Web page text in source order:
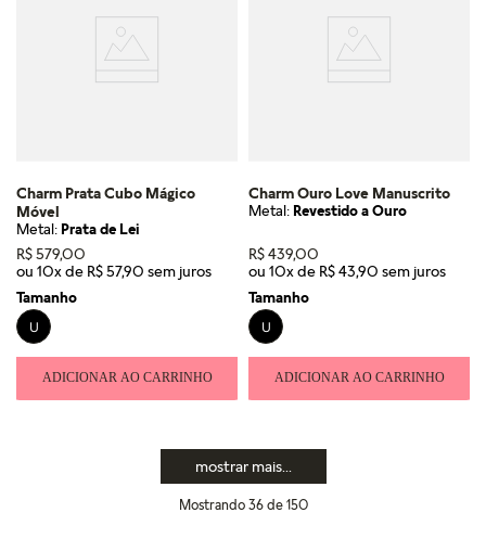
Charm Prata Cubo Mágico
Móvel
Metal:Prata de Lei
R$579,00
ou 10x de R$57,90
Tamanho
U
ADICIONAR AO CARRINHO
Charm Ouro Love Manuscrito
Metal:Revestido a Ouro
R$439,00
ou 10x de R$43,90
Tamanho
U
ADICIONAR AO CARRINHO
mostrar mais
Mostrando 36 de 150